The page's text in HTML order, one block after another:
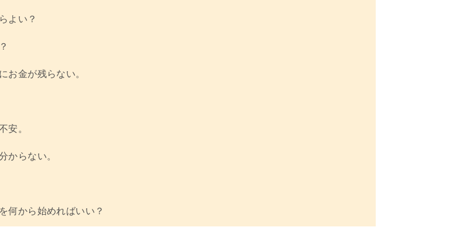
よい？
お金が残らない。
安。
からない。
何から始めればいい？